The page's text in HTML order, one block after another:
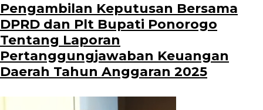
Pengambilan Keputusan Bersama
DPRD dan Plt Bupati Ponorogo
Tentang Laporan
Pertanggungjawaban Keuangan
Daerah Tahun Anggaran 2025